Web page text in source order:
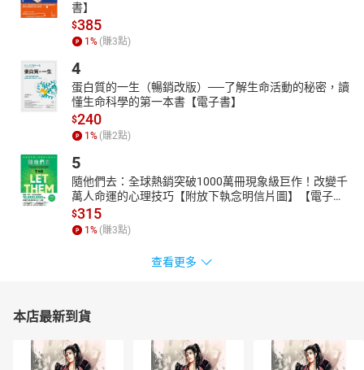
書】
$385
1 % (賺3點)
4
蛋白質的一生（暢銷改版）──了解生命活動的秘密，讀
懂生命科學的第一本書【電子書】
$240
1 % (賺2點)
5
隨他們去：全球熱銷突破1000萬冊現象級巨作！改變千
萬人命運的心理技巧【附放下執念明信片圖】【電子
書】
$315
1 % (賺3點)
查看更多
本店最新到貨